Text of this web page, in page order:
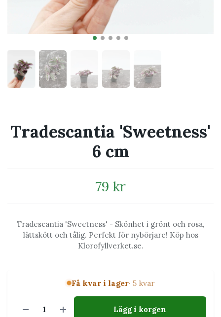
Tradescantia 'Sweetness'
6 cm
79 kr
Tradescantia 'Sweetness' - Skönhet i grönt och rosa,
lättskött och tålig. Perfekt för nybörjare! Köp hos
Klorofyllverket.se.
Få kvar i lager· 5 kvar
Lägg i korgen